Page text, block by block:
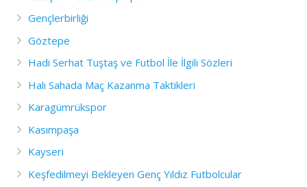
Gençlerbirliği
Göztepe
Hadi Serhat Tuştaş ve Futbol İle İlgili Sözleri
Halı Sahada Maç Kazanma Taktikleri
Karagümrükspor
Kasımpaşa
Kayseri
Keşfedilmeyi Bekleyen Genç Yıldız Futbolcular